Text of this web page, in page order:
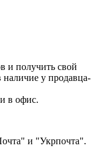
и получить свой
наличие у продавца-
в офис.
и "Укрпочта".